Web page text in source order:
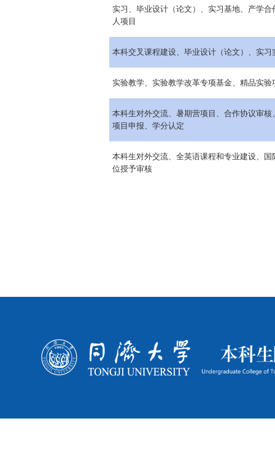
实习、毕业设计（论文）、实习基地、产学合
人项目
本科交叉课程建设、毕业设计（论文）、实习
实验教学、实验教学改革专项基金、精品实验
本科生对外交流、暑期营项目、合作协议审核
项目申报、学分认定
本科生对外交流、全英语课程和专业建设、国
位授予审核